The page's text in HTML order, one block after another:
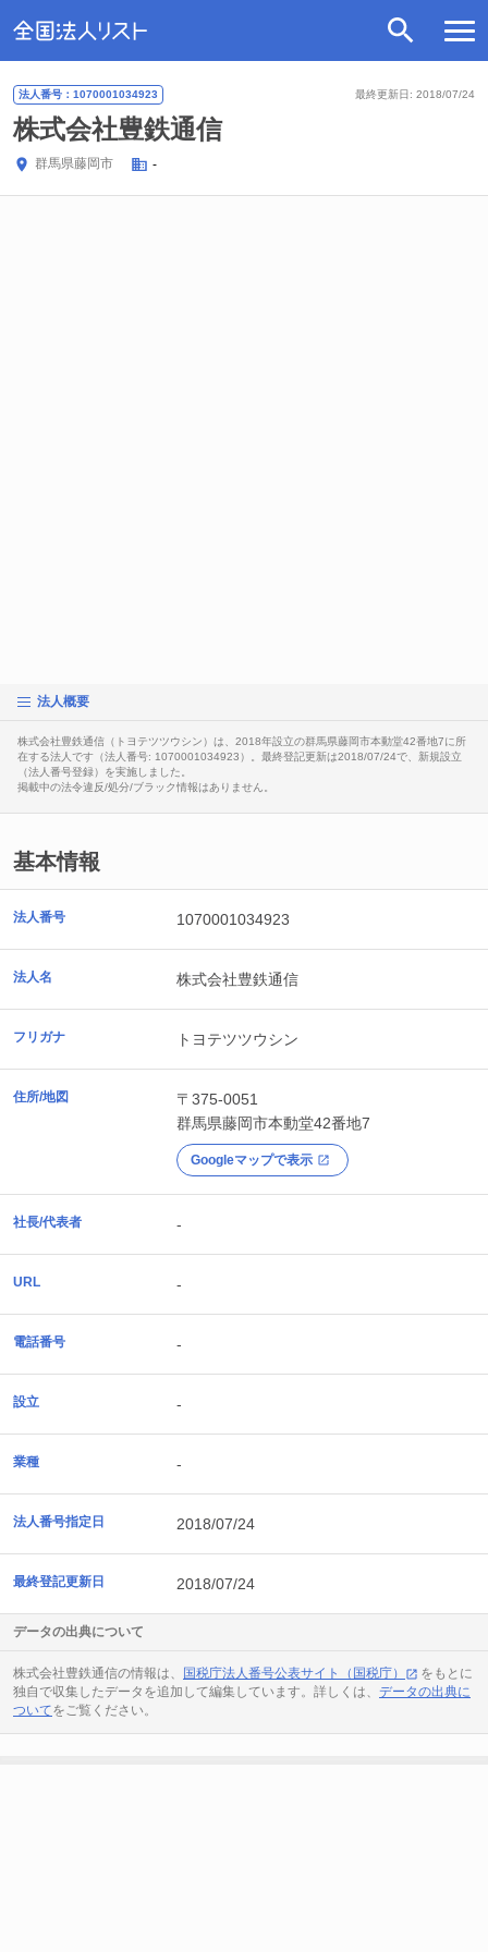
最終更新日: 2018/07/24
法人番号：1070001034923
株式会社豊鉄通信
群馬県藤岡市 -
法人概要
株式会社豊鉄通信（トヨテツツウシン）は、2018年設立の群馬県藤岡市本動堂42番地7に所
在する法人です（法人番号: 1070001034923）。最終登記更新は2018/07/24で、新規設立
（法人番号登録）を実施しました。
掲載中の法令違反/処分/ブラック情報はありません。
基本情報
法人番号 1070001034923
法人名 株式会社豊鉄通信
フリガナ トヨテツツウシン
住所/地図
〒375-0051
群馬県藤岡市本動堂42番地7
Googleマップで表示
社長/代表者 -
URL -
電話番号 -
設立 -
業種 -
法人番号指定日 2018/07/24
最終登記更新日 2018/07/24
データの出典について
株式会社豊鉄通信の情報は、 国税庁法人番号公表サイト（国税庁）
をもとに
独自で収集したデータを追加して編集しています。詳しくは、 データの出典に
ついてをご覧ください。